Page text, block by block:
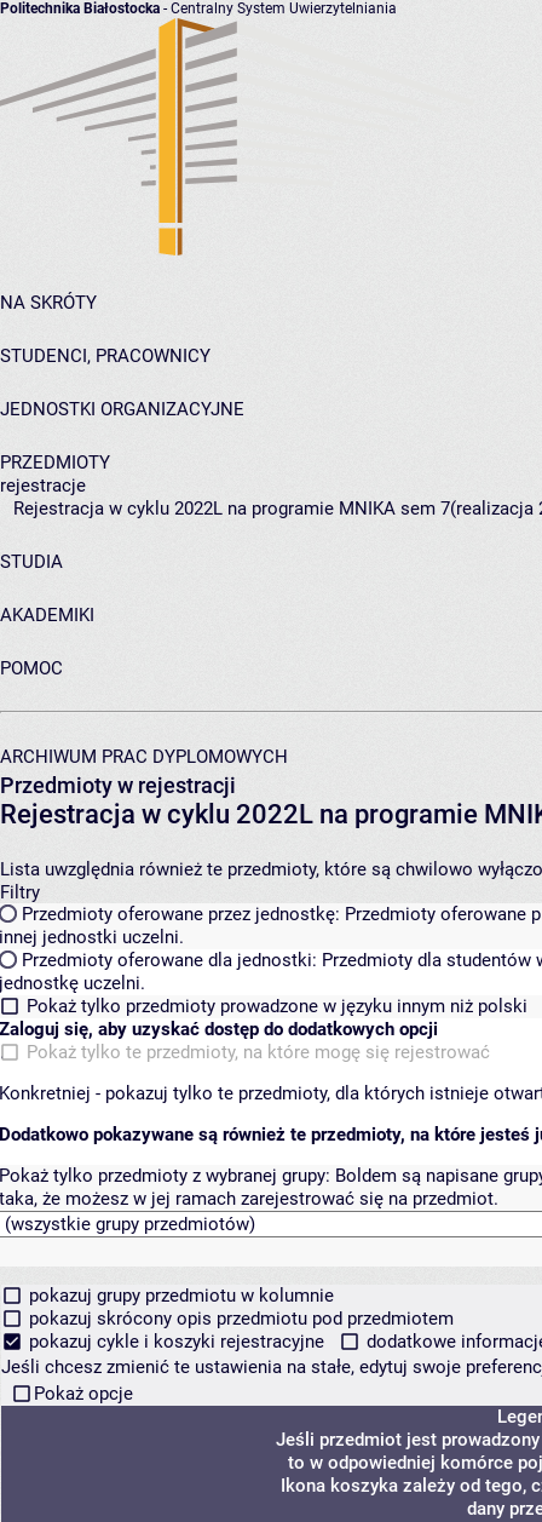
Politechnika Białostocka - Centralny System Uwierzytelniania
NA SKRÓTY
STUDENCI, PRACOWNICY
JEDNOSTKI ORGANIZACYJNE
PRZEDMIOTY
rejestracje
Rejestracja w cyklu 2022L na programie MNIKA sem 7(realizacja
STUDIA
AKADEMIKI
POMOC
ARCHIWUM PRAC DYPLOMOWYCH
Przedmioty w rejestracji
Rejestracja w cyklu 2022L na programie
Lista uwzględnia również te przedmioty, które są chwilowo
Filtry
Przedmioty oferowane przez jednostkę: Przedmioty oferowane
innej jednostki uczelni.
Przedmioty oferowane dla jednostki: Przedmioty dla studentów
jednostkę uczelni.
Pokaż tylko przedmioty prowadzone w języku innym niż polski
Zaloguj się, aby uzyskać dostęp do dodatkowych opcji
Pokaż tylko te przedmioty, na które mogę się rejestrować
Konkretniej - pokazuj tylko te przedmioty, dla których istnieje
Dodatkowo pokazywane są również te przedmioty, na które jesteś
Pokaż tylko przedmioty z wybranej grupy: Boldem są napisane
taka, że możesz w jej ramach zarejestrować się na przedmiot.
pokazuj grupy przedmiotu w kolumnie
pokazuj skrócony opis przedmiotu pod przedmiotem
pokazuj cykle i koszyki rejestracyjne
dodatkowe
Jeśli chcesz zmienić te ustawienia na stałe, edytuj swoje
Pokaż opcje
Jeśli przedmiot jest
to w odpowiedniej komórce
Ikona koszyka zależy od tego,
dany